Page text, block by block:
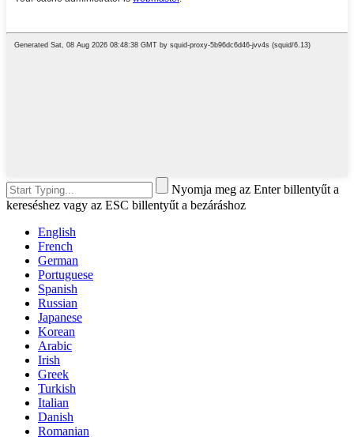
Nyomja meg az Enter billentyűt a
kereséshez vagy az ESC billentyűt a bezáráshoz
English
French
German
Portuguese
Spanish
Russian
Japanese
Korean
Arabic
Irish
Greek
Turkish
Italian
Danish
Romanian